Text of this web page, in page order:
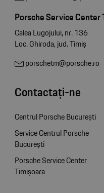
Porsche Service Center
Calea Lugojului, nr. 136
Loc. Ghiroda, jud. Timiș
porschetm@porsche.ro
Contactați-ne
Centrul Porsche București
Service Centrul Porsche
București
Porsche Service Center
Timișoara